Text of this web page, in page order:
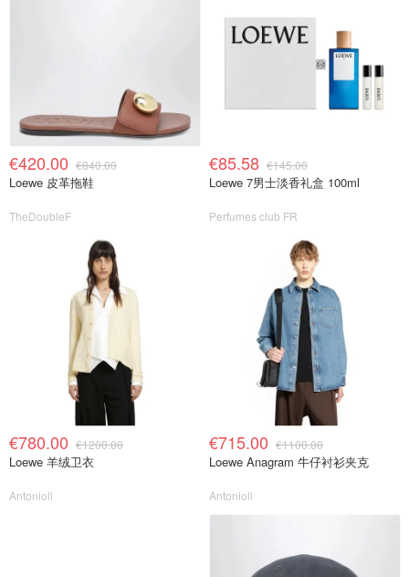
€420.00 €840.00
Loewe 皮革拖鞋
TheDoubleF
€85.58 €145.00
Loewe 7男士淡香礼盒 100ml
Perfumes club FR
€780.00 €1200.00
Loewe 羊绒卫衣
Antonioli
€715.00 €1100.00
Loewe Anagram 牛仔衬衫夹克
Antonioli